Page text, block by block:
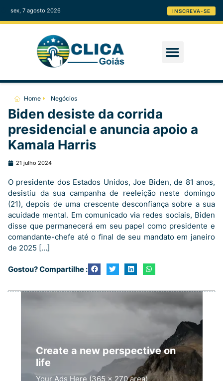
sex, 7 agosto 2026 INSCREVA-SE
Home Negócios
Biden desiste da corrida
presidencial e anuncia apoio a
Kamala Harris
21 julho 2024
O presidente dos Estados Unidos, Joe Biden, de 81 anos,
desistiu da sua campanha de reeleição neste domingo
(21), depois de uma crescente desconfiança sobre a sua
acuidade mental. Em comunicado via redes sociais, Biden
disse que permanecerá em seu papel como presidente e
comandante-chefe até o final de seu mandato em janeiro
de 2025 […]
Gostou? Compartilhe :
Create a new perspective on
life
Your Ads Here (365 x 270 area)